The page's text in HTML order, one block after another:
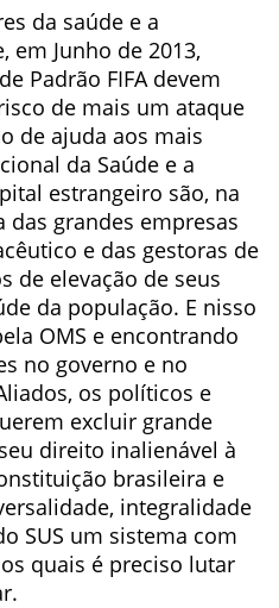
da saúde e a
em Junho de 2013,
Padrão FIFA devem
de mais um ataque
de ajuda aos mais
da Saúde e a
estrangeiro são, na
das grandes empresas
e das gestoras de
de elevação de seus
da população. E nisso
OMS e encontrando
no governo e no
os políticos e
excluir grande
direito inalienável à
brasileira e
integralidade
SUS um sistema com
quais é preciso lutar